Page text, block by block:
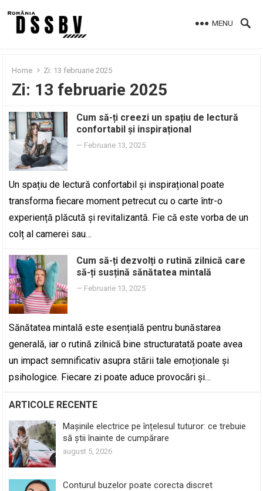
MENU
Home Zi: 13 februarie 2025
Zi: 13 februarie 2025
Cum să-ți creezi un spațiu de lectură
confortabil și inspirațional
— Februarie 13, 2025
Un spațiu de lectură confortabil și inspirațional poate
transforma fiecare moment petrecut cu o carte într-o
experiență plăcută și revitalizantă. Fie că este vorba de un
colț al camerei sau…
Cum să-ți dezvolți o rutină zilnică care
să-ți susțină sănătatea mintală
— Februarie 13, 2025
Sănătatea mintală este esențială pentru bunăstarea
generală, iar o rutină zilnică bine structuratată poate avea
un impact semnificativ asupra stării tale emoționale și
psihologice. Fiecare zi poate aduce provocări și…
ARTICOLE RECENTE
Mașinile electrice pe înțelesul tuturor: ce trebuie
să știi înainte de cumpărare
august 5, 2026
Conturul buzelor poate corecta discret